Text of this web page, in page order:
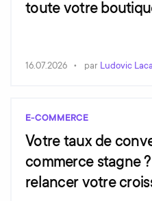
toute votre
16.07.2026 par Ludovic
E-COMMERCE
Votre taux de
commerce stagne
relancer votre